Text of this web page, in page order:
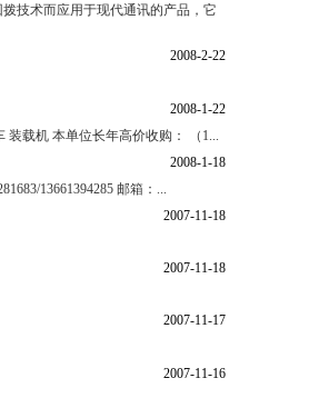
技术而应用于现代通讯的产品，它
2008-2-22
2008-1-22
载机 本单位长年高价收购： （1...
2008-1-18
13661394285 邮箱：...
2007-11-18
2007-11-18
2007-11-17
2007-11-16